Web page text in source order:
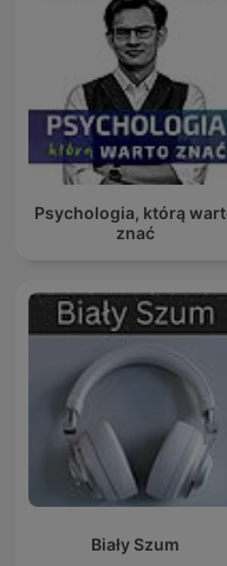
Psychologia, którą
znać
Biały Szum